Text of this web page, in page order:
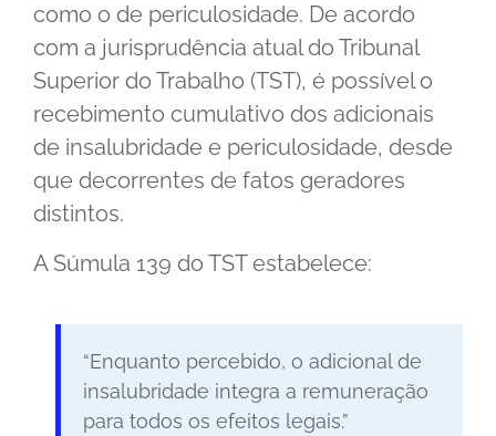
como o de periculosidade. De acordo
com a jurisprudência atual do Tribunal
Superior do Trabalho (TST), é possível o
recebimento cumulativo dos adicionais
de insalubridade e periculosidade, desde
que decorrentes de fatos geradores
distintos.
A Súmula 139 do TST estabelece:
“Enquanto percebido, o adicional de
insalubridade integra a remuneração
para todos os efeitos legais.”